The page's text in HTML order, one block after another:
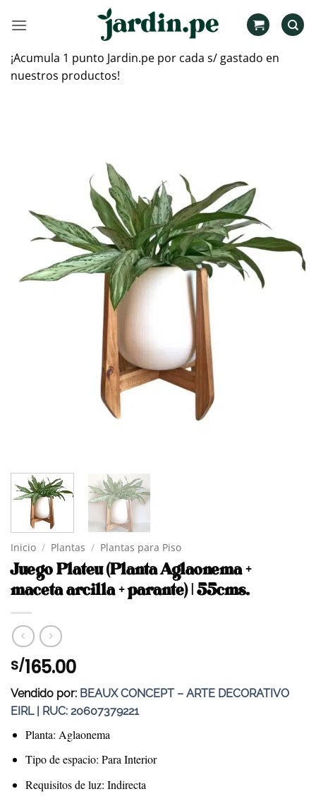
¡Acumula 1 punto Jardin.pe por cada s/ gastado en
nuestros productos!
Inicio / Plantas / Plantas para Piso
Juego Plateu (Planta Aglaonema +
maceta arcilla + parante) | 55cms.
S/165.00
Vendido por: BEAUX CONCEPT – ARTE DECORATIVO
EIRL | RUC: 20607379221
Planta: Aglaonema
Tipo de espacio: Para Interior
Requisitos de luz: Indirecta